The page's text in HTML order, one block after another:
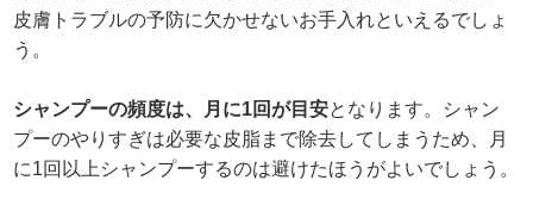
皮膚トラブルの予防に欠かせないお手入れといえるでしょ
う。
シャンプーの頻度は、月に1回が目安となります。シャン
プーのやりすぎは必要な皮脂まで除去してしまうため、月
に1回以上シャンプーするのは避けたほうがよいでしょう。